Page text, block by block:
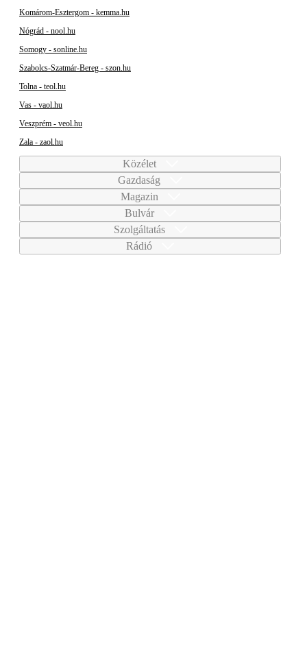
Komárom-Esztergom - kemma.hu
Nógrád - nool.hu
Somogy - sonline.hu
Szabolcs-Szatmár-Bereg - szon.hu
Tolna - teol.hu
Vas - vaol.hu
Veszprém - veol.hu
Zala - zaol.hu
Közélet
Gazdaság
Magazin
Bulvár
Szolgáltatás
Rádió